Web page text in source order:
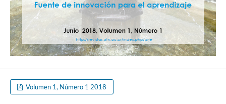
Volumen 1, Número 1 2018